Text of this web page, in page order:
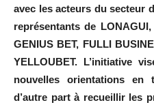
avec les acteurs du secteur
représentants de
GENIUS BET, FULLI
YELLOUBET. L’initiative
nouvelles orientations en
d’autre part à recueillir les